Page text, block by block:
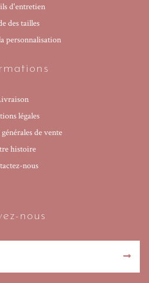
d'entretien
des tailles
personnalisation
légales
de vente
histoire
nous
nous